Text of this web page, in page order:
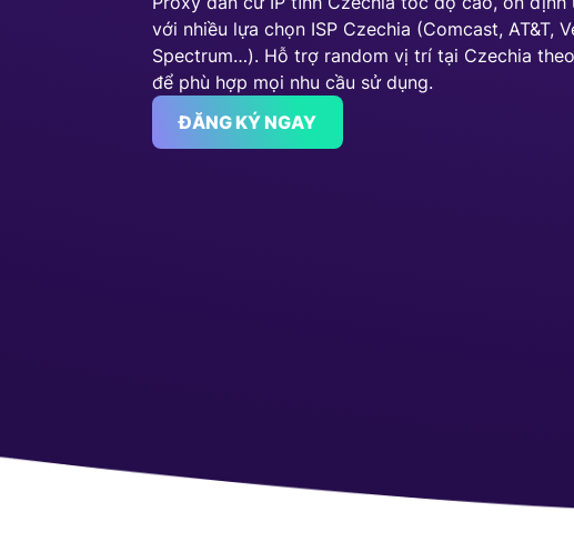
với nhiều lựa chọn ISP Czechia (Comcast, AT&T,
Spectrum…). Hỗ trợ random vị trí tại Czechia
để phù hợp mọi nhu cầu sử dụng.
ĐĂNG KÝ NGAY